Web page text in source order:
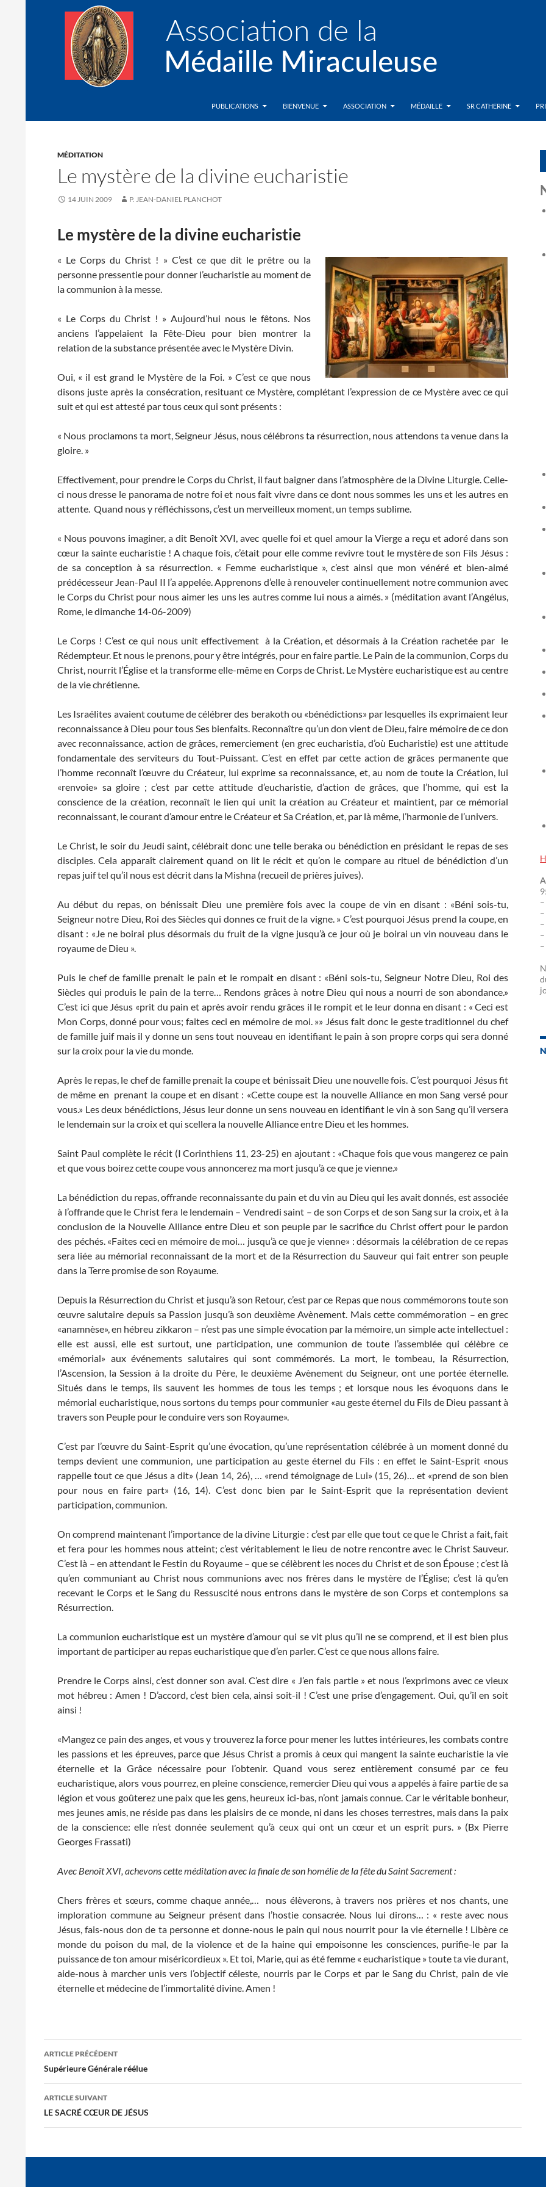
Association de la Médaille MiraculeusePUBLICATIONS BIENVENUE ASSOCIATION MÉDAILLE SR CATHERINE
MÉDITATION
Le mystère de la divine eucharistie
14 JUIN 2009 P. JEAN-DANIEL PLANCHOT
Le mystère de la divine eucharistie
« Le Corps du Christ ! » C’est ce que dit le prêtre ou la
personne pressentie pour donner l’eucharistie au moment de
la communion à la messe.
« Le Corps du Christ ! » Aujourd’hui nous le fêtons. Nos
anciens l’appelaient la Fête-Dieu pour bien montrer la
relation de la substance présentée avec le Mystère Divin.
Oui, « il est grand le Mystère de la Foi. » C’est ce que nous
disons juste après la consécration, resituant ce Mystère, complétant l’expression de ce Mystère avec ce qui
suit et qui est attesté par tous ceux qui sont présents :
« Nous proclamons ta mort, Seigneur Jésus, nous célébrons ta résurrection, nous attendons ta venue dans la
gloire. »
Effectivement, pour prendre le Corps du Christ, il faut baigner dans l’atmosphère de la Divine Liturgie. Celle-
ci nous dresse le panorama de notre foi et nous fait vivre dans ce dont nous sommes les uns et les autres en
attente. Quand nous y réfléchissons, c’est un merveilleux moment, un temps sublime.
« Nous pouvons imaginer, a dit Benoît XVI, avec quelle foi et quel amour la Vierge a reçu et adoré dans son
cœur la sainte eucharistie ! A chaque fois, c’était pour elle comme revivre tout le mystère de son Fils Jésus :
de sa conception à sa résurrection. « Femme eucharistique », c’est ainsi que mon vénéré et bien-aimé
prédécesseur Jean-Paul II l’a appelée. Apprenons d’elle à renouveler continuellement notre communion avec
le Corps du Christ pour nous aimer les uns les autres comme lui nous a aimés. » (méditation avant l’Angélus,
Rome, le dimanche 14-06-2009)
Le Corps ! C’est ce qui nous unit effectivement à la Création, et désormais à la Création rachetée par le
Rédempteur. Et nous le prenons, pour y être intégrés, pour en faire partie. Le Pain de la communion, Corps du
Christ, nourrit l’Église et la transforme elle-même en Corps de Christ. Le Mystère eucharistique est au centre
de la vie chrétienne.
Les Israélites avaient coutume de célébrer des berakoth ou «bénédictions» par lesquelles ils exprimaient leur
reconnaissance à Dieu pour tous Ses bienfaits. Reconnaître qu’un don vient de Dieu, faire mémoire de ce don
avec reconnaissance, action de grâces, remerciement (en grec eucharistia, d’où Eucharistie) est une attitude
fondamentale des serviteurs du Tout-Puissant. C’est en effet par cette action de grâces permanente que
l’homme reconnaît l’œuvre du Créateur, lui exprime sa reconnaissance, et, au nom de toute la Création, lui
«renvoie» sa gloire ; c’est par cette attitude d’eucharistie, d’action de grâces, que l’homme, qui est la
conscience de la création, reconnaît le lien qui unit la création au Créateur et maintient, par ce mémorial
reconnaissant, le courant d’amour entre le Créateur et Sa Création, et, par là même, l’harmonie de l’univers.
Le Christ, le soir du Jeudi saint, célébrait donc une telle beraka ou bénédiction en présidant le repas de ses
disciples. Cela apparaît clairement quand on lit le récit et qu’on le compare au rituel de bénédiction d’un
repas juif tel qu’il nous est décrit dans la Mishna (recueil de prières juives).
Au début du repas, on bénissait Dieu une première fois avec la coupe de vin en disant : «Béni sois-tu,
Seigneur notre Dieu, Roi des Siècles qui donnes ce fruit de la vigne. » C’est pourquoi Jésus prend la coupe, en
disant : «Je ne boirai plus désormais du fruit de la vigne jusqu’à ce jour où je boirai un vin nouveau dans le
royaume de Dieu ».
Puis le chef de famille prenait le pain et le rompait en disant : «Béni sois-tu, Seigneur Notre Dieu, Roi des
Siècles qui produis le pain de la terre… Rendons grâces à notre Dieu qui nous a nourri de son abondance.»
C’est ici que Jésus «prit du pain et après avoir rendu grâces il le rompit et le leur donna en disant : « Ceci est
Mon Corps, donné pour vous; faites ceci en mémoire de moi. »» Jésus fait donc le geste traditionnel du chef
de famille juif mais il y donne un sens tout nouveau en identifiant le pain à son propre corps qui sera donné
sur la croix pour la vie du monde.
Après le repas, le chef de famille prenait la coupe et bénissait Dieu une nouvelle fois. C’est pourquoi Jésus fit
de même en prenant la coupe et en disant : «Cette coupe est la nouvelle Alliance en mon Sang versé pour
vous.» Les deux bénédictions, Jésus leur donne un sens nouveau en identifiant le vin à son Sang qu’il versera
le lendemain sur la croix et qui scellera la nouvelle Alliance entre Dieu et les hommes.
Saint Paul complète le récit (I Corinthiens 11, 23-25) en ajoutant : «Chaque fois que vous mangerez ce pain
et que vous boirez cette coupe vous annoncerez ma mort jusqu’à ce que je vienne.»
La bénédiction du repas, offrande reconnaissante du pain et du vin au Dieu qui les avait donnés, est associée
à l’offrande que le Christ fera le lendemain – Vendredi saint – de son Corps et de son Sang sur la croix, et à la
conclusion de la Nouvelle Alliance entre Dieu et son peuple par le sacrifice du Christ offert pour le pardon
des péchés. «Faites ceci en mémoire de moi… jusqu’à ce que je vienne» : désormais la célébration de ce repas
sera liée au mémorial reconnaissant de la mort et de la Résurrection du Sauveur qui fait entrer son peuple
dans la Terre promise de son Royaume.
Depuis la Résurrection du Christ et jusqu’à son Retour, c’est par ce Repas que nous commémorons toute son
œuvre salutaire depuis sa Passion jusqu’à son deuxième Avènement. Mais cette commémoration – en grec
«anamnèse», en hébreu zikkaron – n’est pas une simple évocation par la mémoire, un simple acte intellectuel :
elle est aussi, elle est surtout, une participation, une communion de toute l’assemblée qui célèbre ce
«mémorial» aux événements salutaires qui sont commémorés. La mort, le tombeau, la Résurrection,
l’Ascension, la Session à la droite du Père, le deuxième Avènement du Seigneur, ont une portée éternelle.
Situés dans le temps, ils sauvent les hommes de tous les temps ; et lorsque nous les évoquons dans le
mémorial eucharistique, nous sortons du temps pour communier «au geste éternel du Fils de Dieu passant à
travers son Peuple pour le conduire vers son Royaume».
C’est par l’œuvre du Saint-Esprit qu’une évocation, qu’une représentation célébrée à un moment donné du
temps devient une communion, une participation au geste éternel du Fils : en effet le Saint-Esprit «nous
rappelle tout ce que Jésus a dit» (Jean 14, 26), … «rend témoignage de Lui» (15, 26)… et «prend de son bien
pour nous en faire part» (16, 14). C’est donc bien par le Saint-Esprit que la représentation devient
participation, communion.
On comprend maintenant l’importance de la divine Liturgie : c’est par elle que tout ce que le Christ a fait, fait
et fera pour les hommes nous atteint; c’est véritablement le lieu de notre rencontre avec le Christ Sauveur.
C’est là – en attendant le Festin du Royaume – que se célèbrent les noces du Christ et de son Épouse ; c’est là
qu’en communiant au Christ nous communions avec nos frères dans le mystère de l’Église; c’est là qu’en
recevant le Corps et le Sang du Ressuscité nous entrons dans le mystère de son Corps et contemplons sa
Résurrection.
La communion eucharistique est un mystère d’amour qui se vit plus qu’il ne se comprend, et il est bien plus
important de participer au repas eucharistique que d’en parler. C’est ce que nous allons faire.
Prendre le Corps ainsi, c’est donner son aval. C’est dire « J’en fais partie » et nous l’exprimons avec ce vieux
mot hébreu : Amen ! D’accord, c’est bien cela, ainsi soit-il ! C’est une prise d’engagement. Oui, qu’il en soit
ainsi !
«Mangez ce pain des anges, et vous y trouverez la force pour mener les luttes intérieures, les combats contre
les passions et les épreuves, parce que Jésus Christ a promis à ceux qui mangent la sainte eucharistie la vie
éternelle et la Grâce nécessaire pour l’obtenir. Quand vous serez entièrement consumé par ce feu
eucharistique, alors vous pourrez, en pleine conscience, remercier Dieu qui vous a appelés à faire partie de sa
légion et vous goûterez une paix que les gens, heureux ici-bas, n’ont jamais connue. Car le véritable bonheur,
mes jeunes amis, ne réside pas dans les plaisirs de ce monde, ni dans les choses terrestres, mais dans la paix
de la conscience: elle n’est donnée seulement qu’à ceux qui ont un cœur et un esprit purs. » (Bx Pierre
Georges Frassati)
Avec Benoît XVI, achevons cette méditation avec la finale de son homélie de la fête du Saint Sacrement :
Chers frères et sœurs, comme chaque année,… nous élèverons, à travers nos prières et nos chants, une
imploration commune au Seigneur présent dans l’hostie consacrée. Nous lui dirons… : « reste avec nous
Jésus, fais-nous don de ta personne et donne-nous le pain qui nous nourrit pour la vie éternelle ! Libère ce
monde du poison du mal, de la violence et de la haine qui empoisonne les consciences, purifie-le par la
puissance de ton amour miséricordieux ». Et toi, Marie, qui as été femme « eucharistique » toute ta vie durant,
aide-nous à marcher unis vers l’objectif céleste, nourris par le Corps et par le Sang du Christ, pain de vie
éternelle et médecine de l’immortalité divine. Amen !
Navigation
des
articles
ARTICLE PRÉCÉDENT
Supérieure Générale réélue
ARTICLE SUIVANT
LE SACRÉ CŒUR DE JÉSUS